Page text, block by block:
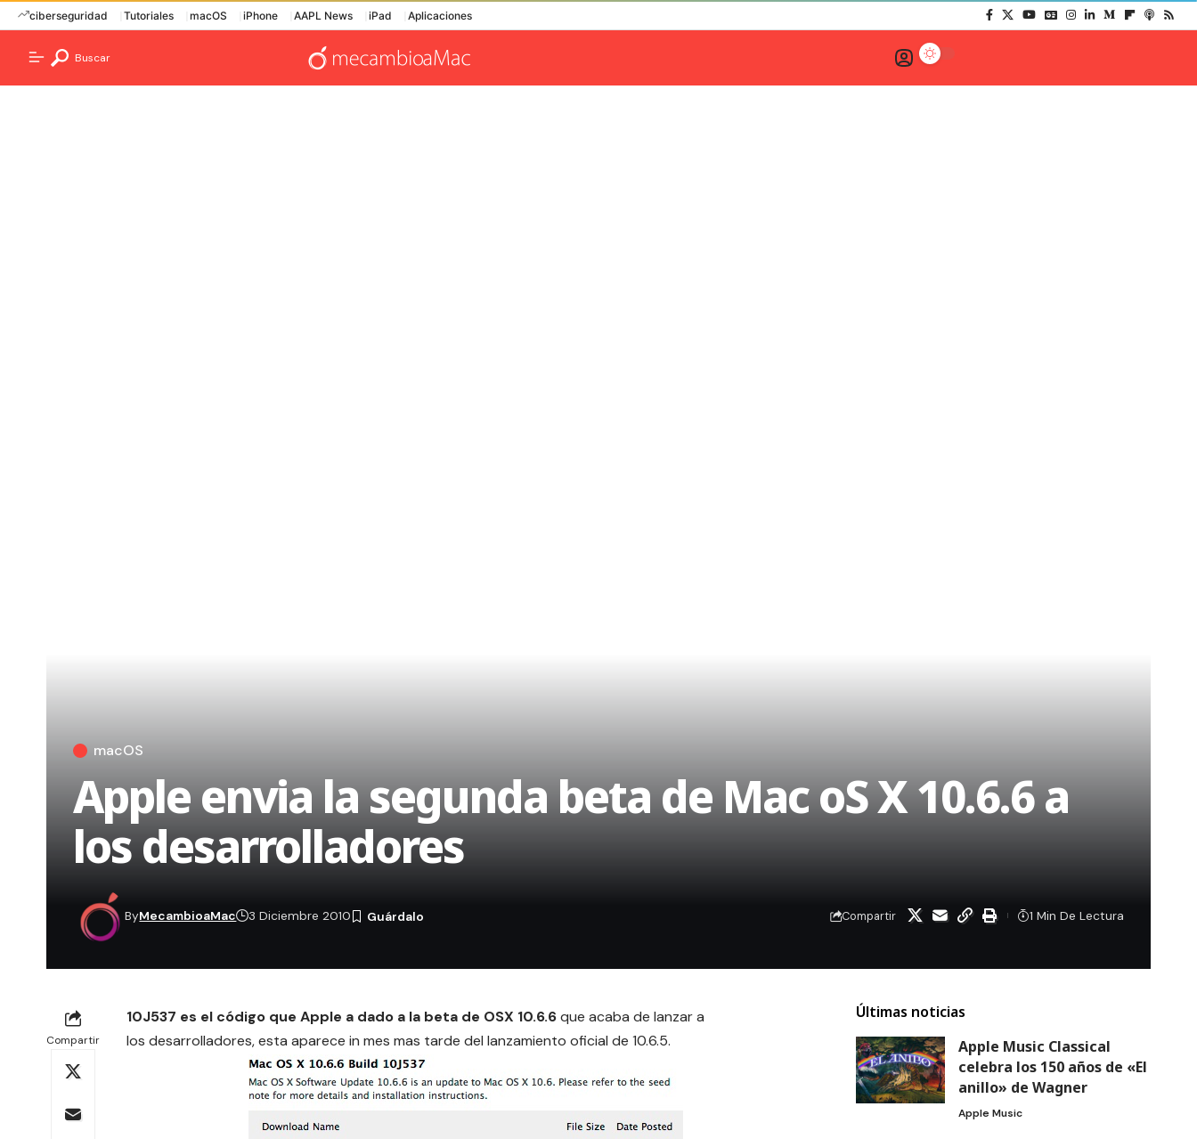
ciberseguridad Tutoriales macOS iPhone AAPL News iPad Aplicaciones
Buscar
macOS
Apple envia la segunda beta de Mac oS X 10.6.6 a
los desarrolladores
ByMecambioaMac 3 Diciembre 2010 Compartir 1 Min De Lectura
Compartir
10J537 es el código que Apple a dado a la beta de OSX 10.6.6que acaba de lanzar a
los desarrolladores, esta aparece in mes mas tarde del lanzamiento oficial de 10.6.5.
Últimas noticias
Apple Music Classical
celebra los 150 años de «El
anillo» de Wagner
Apple Music